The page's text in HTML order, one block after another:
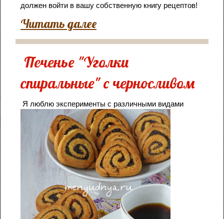
должен войти в вашу собственную книгу рецептов!
Читать далее
Печенье "Уголки
спиральные" с черносливом
Я люблю эксперименты с различными видами